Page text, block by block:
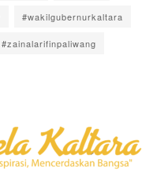
#wakilgubernurkaltara
#zainalarifinpaliwang